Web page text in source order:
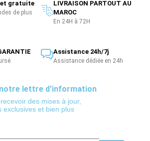
gratuite
de plus
LIVRAISON PARTOUT AU
MAROC
En 24H à 72H
Assistance 24h/7j
Assistance dédiée en 24h
lettre d'information
des mises à jour,
exclusives et bien plus